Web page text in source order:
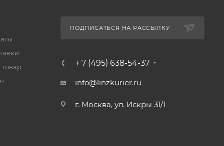
товар
ПОДПИСАТЬСЯ НА РАССЫЛКУ
+ 7 (495) 638-54-37
info@linzkurier.ru
г. Москва, ул. Искры 31/1